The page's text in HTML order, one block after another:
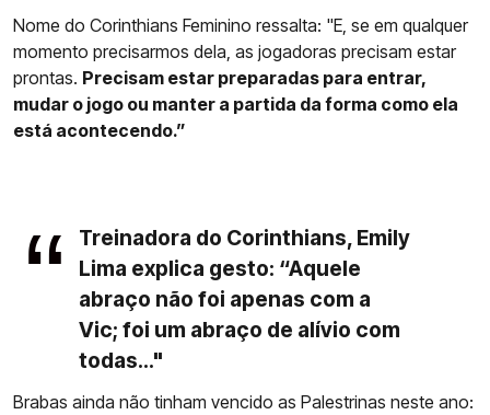
Nome do Corinthians Feminino ressalta: "E, se em qualquer
momento precisarmos dela, as jogadoras precisam estar
prontas. Precisam estar preparadas para entrar,
mudar o jogo ou manter a partida da forma como ela
está acontecendo.”
Treinadora do Corinthians, Emily
Lima explica gesto: “Aquele
abraço não foi apenas com a
Vic; foi um abraço de alívio com
todas..."
Brabas ainda não tinham vencido as Palestrinas neste ano: